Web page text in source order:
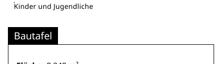
Kinder und Jugendliche
Bautafel